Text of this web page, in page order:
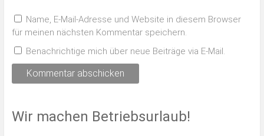
Name, E-Mail-Adresse und Website in diesem Browser
für meinen nächsten Kommentar speichern.
Benachrichtige mich über neue Beiträge via E-Mail.
Wir machen Betriebsurlaub!